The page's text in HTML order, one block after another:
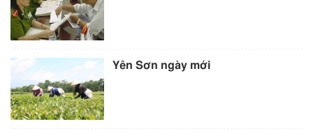
Yên Sơn ngày mới